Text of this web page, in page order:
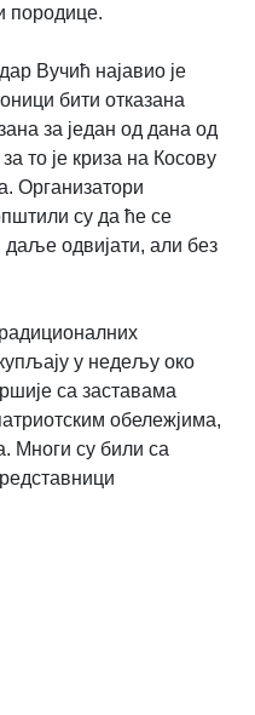
породице.
Вучић најавио је
бити отказана
за један од дана од
то је криза на Косову
Организатори
су да ће се
даље одвијати, али без
у недељу око
са заставама
обележјима,
Многи су били са